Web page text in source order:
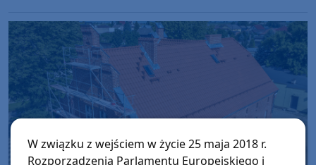
W związku z wejściem w życie 25 maja 2018 r.
Rozporządzenia Parlamentu Europejskiego i